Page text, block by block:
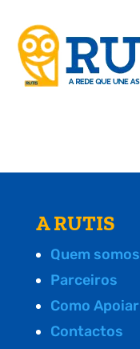
A RUTIS
Quem somos
Parceiros
Como Apoiar
Contactos